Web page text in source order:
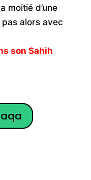
moitié d’une
alors avec
son Sahih